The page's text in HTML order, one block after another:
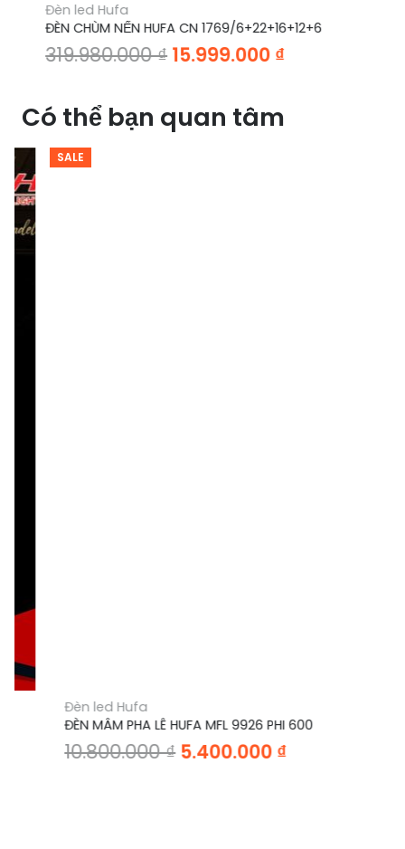
₫.
Đèn led Hufa
ĐÈN CHÙM NẾN HUFA CN 1769/6+22+16+12+6
319.980.000₫Giá
là:
319.980.000 ₫.
15.999.000₫ Giá
tại
là:
Có thể bạn quan tâm
Đèn led Hufa
ĐÈN MÂM PHA LÊ HUFA MFL 9926 PHI 600
10.800.000₫Giá
5.400.000₫Giá